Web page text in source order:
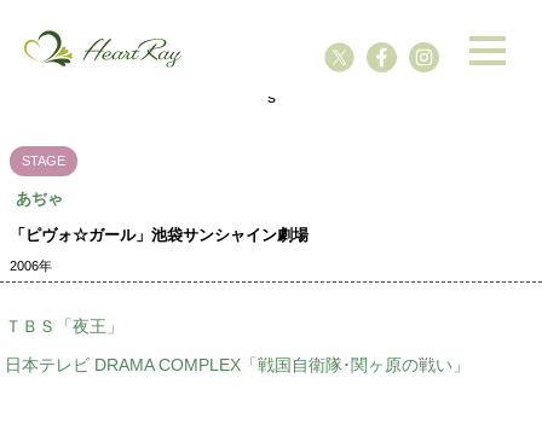
s
STAGE
あぢゃ
「ピヴォ☆ガール」池袋サンシャイン劇場
2006年
ＴＢＳ「夜王」
日本テレビ DRAMA COMPLEX「戦国自衛隊･関ヶ原の戦い」